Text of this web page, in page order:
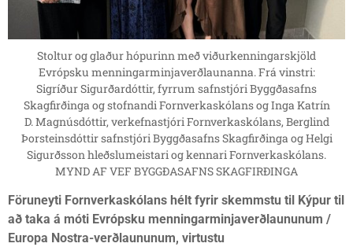
Stoltur og glaður hópurinn með viðurkenningarskjöld
Evrópsku menningarminjaverðlaunanna. Frá vinstri:
Sigríður Sigurðardóttir, fyrrum safnstjóri Byggðasafns
Skagfirðinga og stofnandi Fornverkaskólans og Inga Katrín
D. Magnúsdóttir, verkefnastjóri Fornverkaskólans, Berglind
Þorsteinsdóttir safnstjóri Byggðasafns Skagfirðinga og Helgi
Sigurðsson hleðslumeistari og kennari Fornverkaskólans.
MYND AF VEF BYGGÐASAFNS SKAGFIRÐINGA
Föruneyti Fornverkaskólans hélt fyrir skemmstu til Kýpur til
að taka á móti Evrópsku menningarminjaverðlaununum /
Europa Nostra-verðlaununum, virtustu